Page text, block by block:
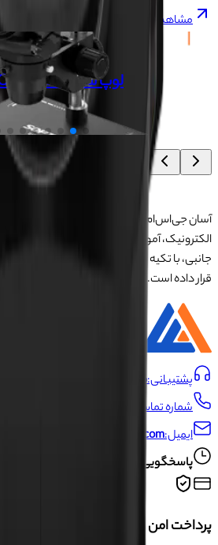
مشاهده همه
+
لوپ سه چشم SOPTOP 9#
۱۰۴٬۸۰۰٬۰۰۰
آسان جی‌اس‌ام با نزدیک به
الکترونیک، آموزش تخصصی موبایل و ارائه
جانبی، با تکیه بر تیمی حرفه‌ای، رضایت و
قرار داده است.
پشتیبانی:09191493546
شماره تماس:
ایمیل:info@asangsm.com
پاسخگویی تلفنی از شنبه تا پنجشنبه ساعت ۱۰ الی ۱۹
پرداخت امن و مطمئن